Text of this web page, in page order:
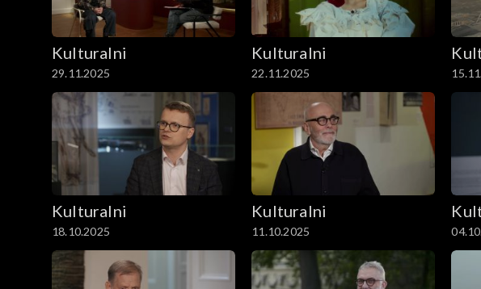
Kulturalni
29.11.2025
Kulturalni
22.11.2025
Kulturalni
18.10.2025
Kulturalni
11.10.2025